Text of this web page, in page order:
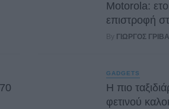
Motorola:
επιστροφή
By ΓΙΏΡΓΟΣ
GADGETS
Η πιο
φετινού